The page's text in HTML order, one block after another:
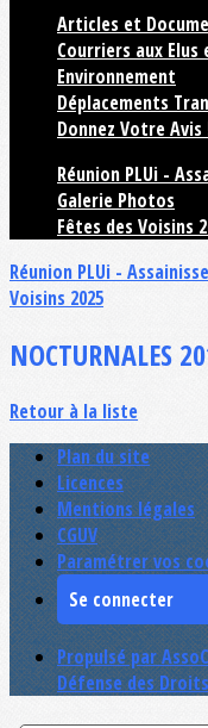
Articles et
Courriers aux
Environnement
Déplacements
Donnez Votre Avis
Réunion PLUi -
Galerie Photos
Fêtes des Voisins
Réunion PLUi -
Voisins 2025
NOCTURNALES
Retour à la liste
Plan du site
Licences
Mentions légales
CGUV
Paramétrer vos
Se connecter
Propulsé par
Défense des Droits